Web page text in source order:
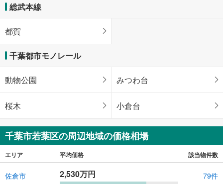
総武本線
都賀
千葉都市モノレール
動物公園 みつわ台
桜木 小倉台
千葉市若葉区の周辺地域の価格相場
エリア 平均価格 該当物件数
佐倉市 2,530万円 79件